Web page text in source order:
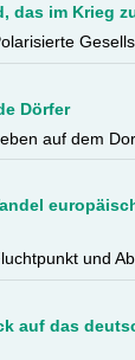
das im Krieg
Dörfer
auf dem
und
auf das